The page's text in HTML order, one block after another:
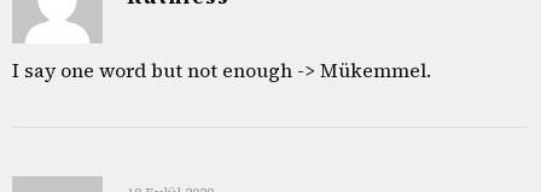
I say one word but not enough -> Mükemmel.